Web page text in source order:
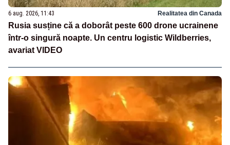
6 aug. 2026, 11:43 Realitatea din Canada
Rusia susține că a doborât peste 600 drone ucrainene
într-o singură noapte. Un centru logistic Wildberries,
avariat VIDEO